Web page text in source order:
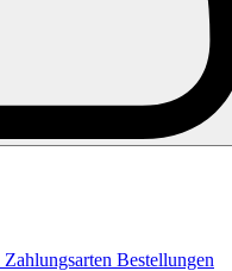
Zahlungsarten Bestellungen